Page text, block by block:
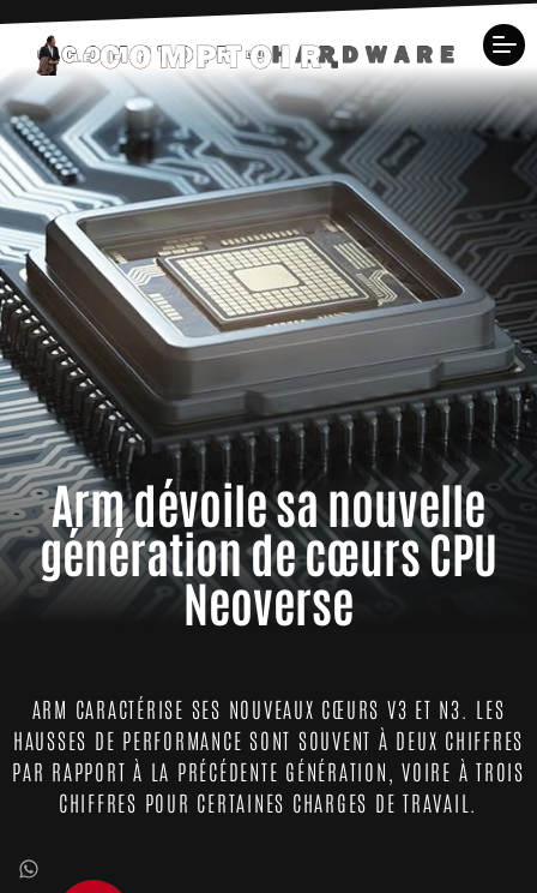
Arm dévoile sa nouvelle
génération de cœurs CPU
Neoverse
ARM CARACTÉRISE SES NOUVEAUX CŒURS V3 ET N3. LES
HAUSSES DE PERFORMANCE SONT SOUVENT À DEUX CHIFFRES
PAR RAPPORT À LA PRÉCÉDENTE GÉNÉRATION, VOIRE À TROIS
CHIFFRES POUR CERTAINES CHARGES DE TRAVAIL.